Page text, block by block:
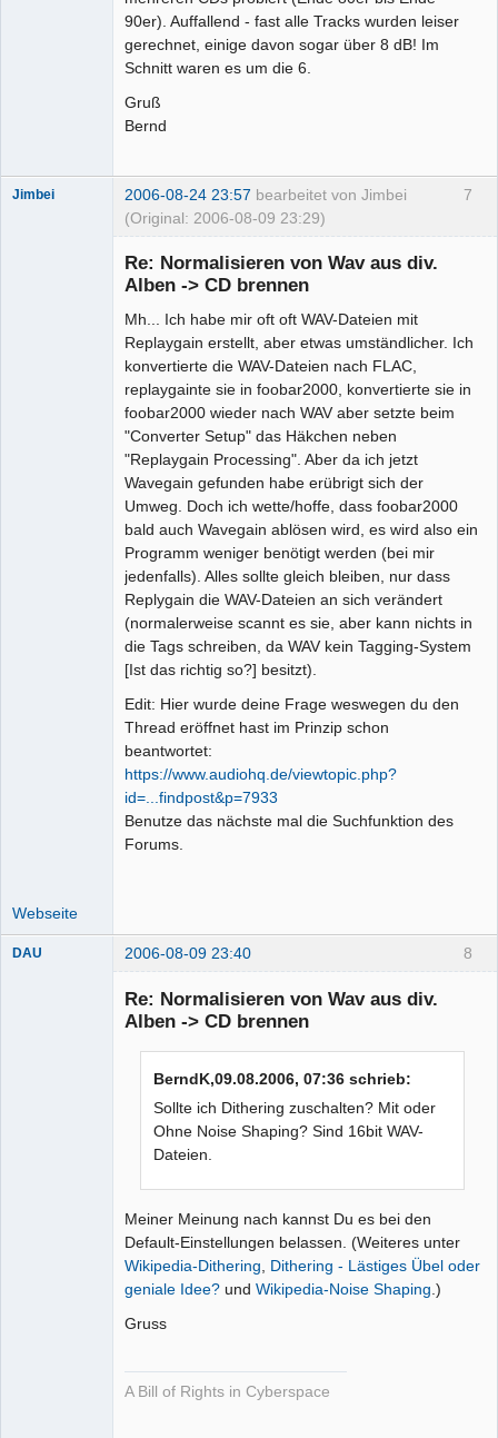
90er). Auffallend - fast alle Tracks wurden leiser
gerechnet, einige davon sogar über 8 dB! Im
Schnitt waren es um die 6.
Gruß
Bernd
7
Jimbei 2006-08-24 23:57 bearbeitet von Jimbei
(Original: 2006-08-09 23:29)
Re: Normalisieren von Wav aus div.
Alben -> CD brennen
Mh... Ich habe mir oft oft WAV-Dateien mit
Replaygain erstellt, aber etwas umständlicher. Ich
konvertierte die WAV-Dateien nach FLAC,
replaygainte sie in foobar2000, konvertierte sie in
foobar2000 wieder nach WAV aber setzte beim
"Converter Setup" das Häkchen neben
"Replaygain Processing". Aber da ich jetzt
Wavegain gefunden habe erübrigt sich der
Umweg. Doch ich wette/hoffe, dass foobar2000
bald auch Wavegain ablösen wird, es wird also ein
Programm weniger benötigt werden (bei mir
jedenfalls). Alles sollte gleich bleiben, nur dass
Replygain die WAV-Dateien an sich verändert
(normalerweise scannt es sie, aber kann nichts in
die Tags schreiben, da WAV kein Tagging-System
[Ist das richtig so?] besitzt).
Edit: Hier wurde deine Frage weswegen du den
Thread eröffnet hast im Prinzip schon
beantwortet:
https://www.audiohq.de/viewtopic.php?
id=...findpost&p=7933
Benutze das nächste mal die Suchfunktion des
Forums.
Webseite
8
DAU 2006-08-09 23:40
Re: Normalisieren von Wav aus div.
Alben -> CD brennen
BerndK,09.08.2006, 07:36 schrieb:
Sollte ich Dithering zuschalten? Mit oder
Ohne Noise Shaping? Sind 16bit WAV-
Dateien.
Meiner Meinung nach kannst Du es bei den
Default-Einstellungen belassen. (Weiteres unter
Wikipedia-Dithering
Dithering - Lästiges Übel oder
geniale Idee? und Wikipedia-Noise Shaping .)
Gruss
A Bill of Rights in Cyberspace